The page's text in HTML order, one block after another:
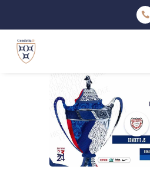
